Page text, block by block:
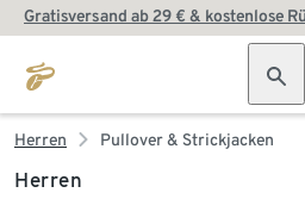
Gratisversand ab 29 € & kostenlose
Herren Pullover & Strickjacken
Herren